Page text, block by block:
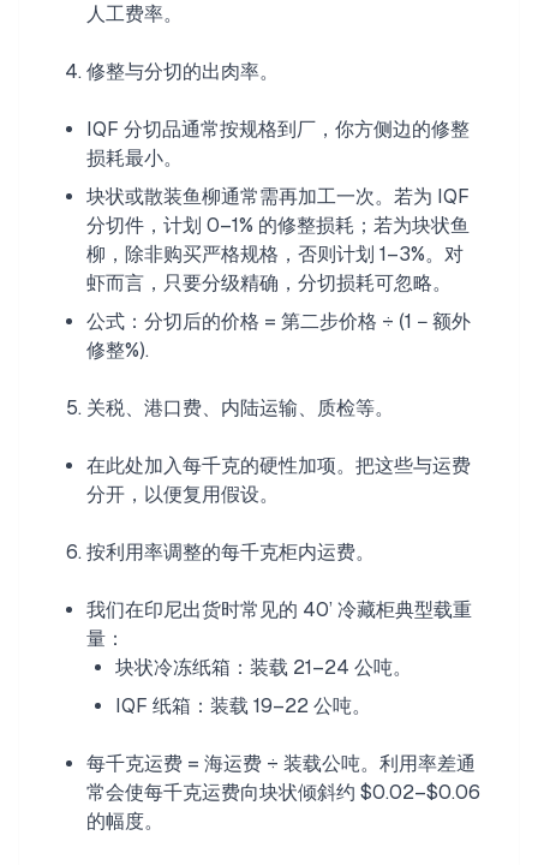
人工费率。
修整与分切的出肉率。
IQF 分切品通常按规格到厂，你方侧边的修整
损耗最小。
块状或散装鱼柳通常需再加工一次。若为 IQF
分切件，计划 0–1% 的修整损耗；若为块状鱼
柳，除非购买严格规格，否则计划 1–3%。对
虾而言，只要分级精确，分切损耗可忽略。
公式：分切后的价格 = 第二步价格 ÷ (1 − 额外
修整%).
关税、港口费、内陆运输、质检等。
在此处加入每千克的硬性加项。把这些与运费
分开，以便复用假设。
按利用率调整的每千克柜内运费。
我们在印尼出货时常见的 40’ 冷藏柜典型载重
量：
块状冷冻纸箱：装载 21–24 公吨。
IQF 纸箱：装载 19–22 公吨。
每千克运费 = 海运费 ÷ 装载公吨。利用率差通
常会使每千克运费向块状倾斜约 $0.02–$0.06
的幅度。